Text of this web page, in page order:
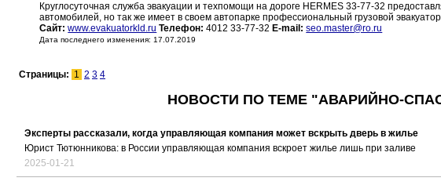
Круглосуточная служба эвакуации и техпомощи на дороге HERMES 33-77-32
автомобилей, но так же имеет в своем автопарке профессиональный грузовой
Сайт: www.evakuatorkld.ru Телефон: 4012 33-77-32 E-mail: seo.master@ro.ru
Дата последнего изменения: 17.07.2019
Страницы: 1 2 3 4
НОВОСТИ ПО ТЕМЕ "АВАРИЙНО-
Эксперты рассказали, когда управляющая компания может вскрыть дверь в жилье
Юрист Тютюнникова: в России управляющая компания вскроет жилье лишь при заливе
2025-01-21